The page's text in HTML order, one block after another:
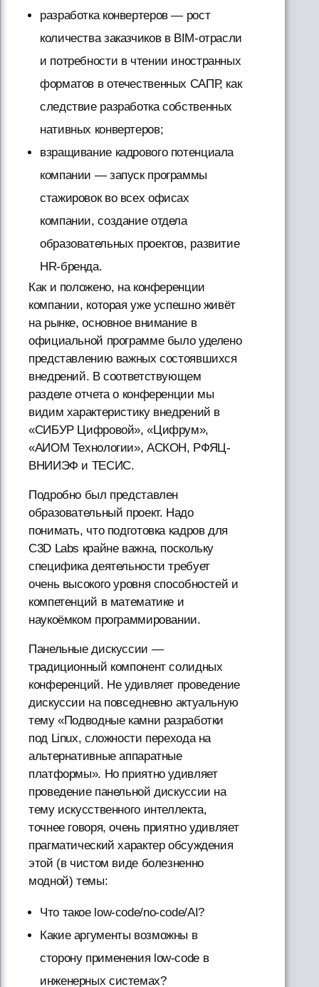
разработка конвертеров — рост
количества заказчиков в BIM-отрасли
и потребности в чтении иностранных
форматов в отечественных САПР, как
следствие разработка собственных
нативных конвертеров;
взращивание кадрового потенциала
компании — запуск программы
стажировок во всех офисах
компании, создание отдела
образовательных проектов, развитие
HR-бренда.
Как и положено, на конференции
компании, которая уже успешно живёт
на рынке, основное внимание в
официальной программе было уделено
представлению важных состоявшихся
внедрений. В соответствующем
разделе отчета о конференции мы
видим характеристику внедрений в
«СИБУР Цифровой», «Цифрум»,
«АИОМ Технологии», АСКОН, РФЯЦ-
ВНИИЭФ и ТЕСИС.
Подробно был представлен
образовательный проект. Надо
понимать, что подготовка кадров для
C3D Labs крайне важна, поскольку
специфика деятельности требует
очень высокого уровня способностей и
компетенций в математике и
наукоёмком программировании.
Панельные дискуссии —
традиционный компонент солидных
конференций. Не удивляет проведение
дискуссии на повседневно актуальную
тему «Подводные камни разработки
под Linux, сложности перехода на
альтернативные аппаратные
платформы». Но приятно удивляет
проведение панельной дискуссии на
тему искусственного интеллекта,
точнее говоря, очень приятно удивляет
прагматический характер обсуждения
этой (в чистом виде болезненно
модной) темы:
Что такое low-code/no-code/AI?
Какие аргументы возможны в
сторону применения low-code в
инженерных системах?